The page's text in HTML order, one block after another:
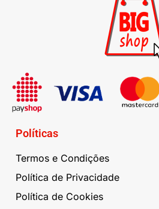
Políticas
Termos e Condições
Política de Privacidade
Política de Cookies